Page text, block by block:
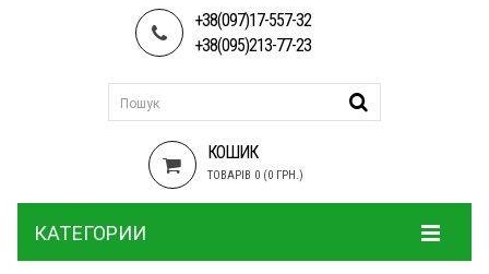
+38(097)17-557-32
+38(095)213-77-23
КОШИК
ТОВАРІВ 0 (0 ГРН.)
КАТЕГОРИИ